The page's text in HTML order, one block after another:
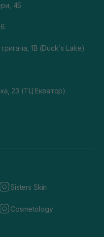
45
1В (Duck's Lake)
23 (ТЦ Екватор)
Sisters Skin
Cosmetology